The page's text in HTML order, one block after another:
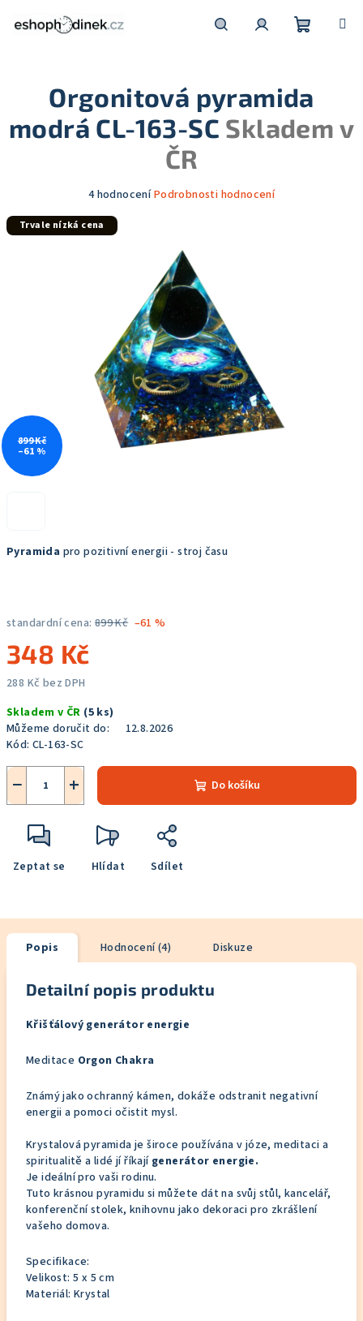
košík
Pyramida pro pozitivní energii - stroj času
standardní cena: 899 Kč –61 %
348 Kč
288 Kč bez DPH
cena:
Skladem v ČR (5 ks)
Můžeme doručit do:
12.8.2026
Kód: CL-163-SC
+
− Do košíku
Zeptat se Hlídat Sdílet
Orgonitová pyramida
modrá CL-163-SC Skladem v
ČR
Průměrné
produktu
hvězdiček.
4 hodnoceníPodrobnosti hodnocení
Trvale nízká cena
899 Kč
–61 %
Popis Hodnocení (4) Diskuze
Detailní popis produktu
Křišťálový generátor energie
Meditace Orgon Chakra
Známý jako ochranný kámen, dokáže odstranit negativní
energii a pomoci očistit mysl.
Krystalová pyramida je široce používána v józe, meditaci a
spiritualitě a lidé jí říkají generátor energie.
Je ideální pro vaši rodinu.
Tuto krásnou pyramidu si můžete dát na svůj stůl, kancelář,
konferenční stolek, knihovnu jako dekoraci pro zkrášlení
vašeho domova.
Specifikace:
Velikost: 5 x 5 cm
Materiál: Krystal